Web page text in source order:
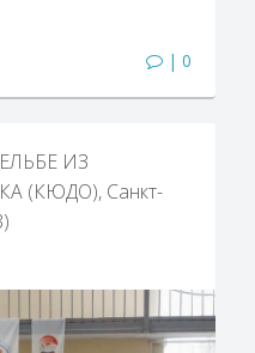
| 0
ИЗ
(КЮДО), Санкт-